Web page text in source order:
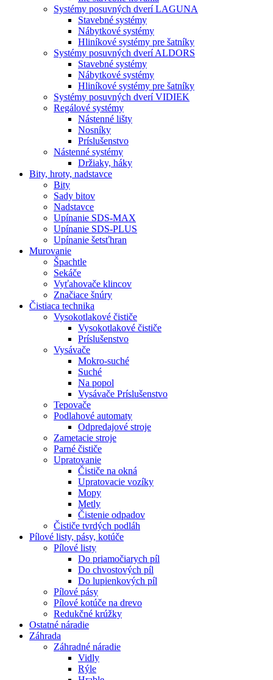
Systémy posuvných dverí LAGUNA
Stavebné systémy
Nábytkové systémy
Hliníkové systémy pre šatníky
Systémy posuvných dverí ALDORS
Stavebné systémy
Nábytkové systémy
Hliníkové systémy pre šatníky
Systémy posuvných dverí VIDIEK
Regálové systémy
Nástenné lišty
Nosníky
Príslušenstvo
Nástenné systémy
Držiaky, háky
Bity, hroty, nadstavce
Bity
Sady bitov
Nadstavce
Upínanie SDS-MAX
Upínanie SDS-PLUS
Upínanie šetsťhran
Murovanie
Špachtle
Sekáče
Vyťahovače klincov
Značiace šnúry
Čistiaca technika
Vysokotlakové čističe
Vysokotlakové čističe
Príslušenstvo
Vysávače
Mokro-suché
Suché
Na popol
Vysávače Príslušenstvo
Tepovače
Podlahové automaty
Odpredajové stroje
Zametacie stroje
Parné čističe
Upratovanie
Čističe na okná
Upratovacie vozíky
Mopy
Metly
Čistenie odpadov
Čističe tvrdých podláh
Pílové listy, pásy, kotúče
Pílové listy
Do priamočiarych píl
Do chvostových píl
Do lupienkových píl
Pílové pásy
Pílové kotúče na drevo
Redukčné krúžky
Ostatné náradie
Záhrada
Záhradné náradie
Vidly
Rýle